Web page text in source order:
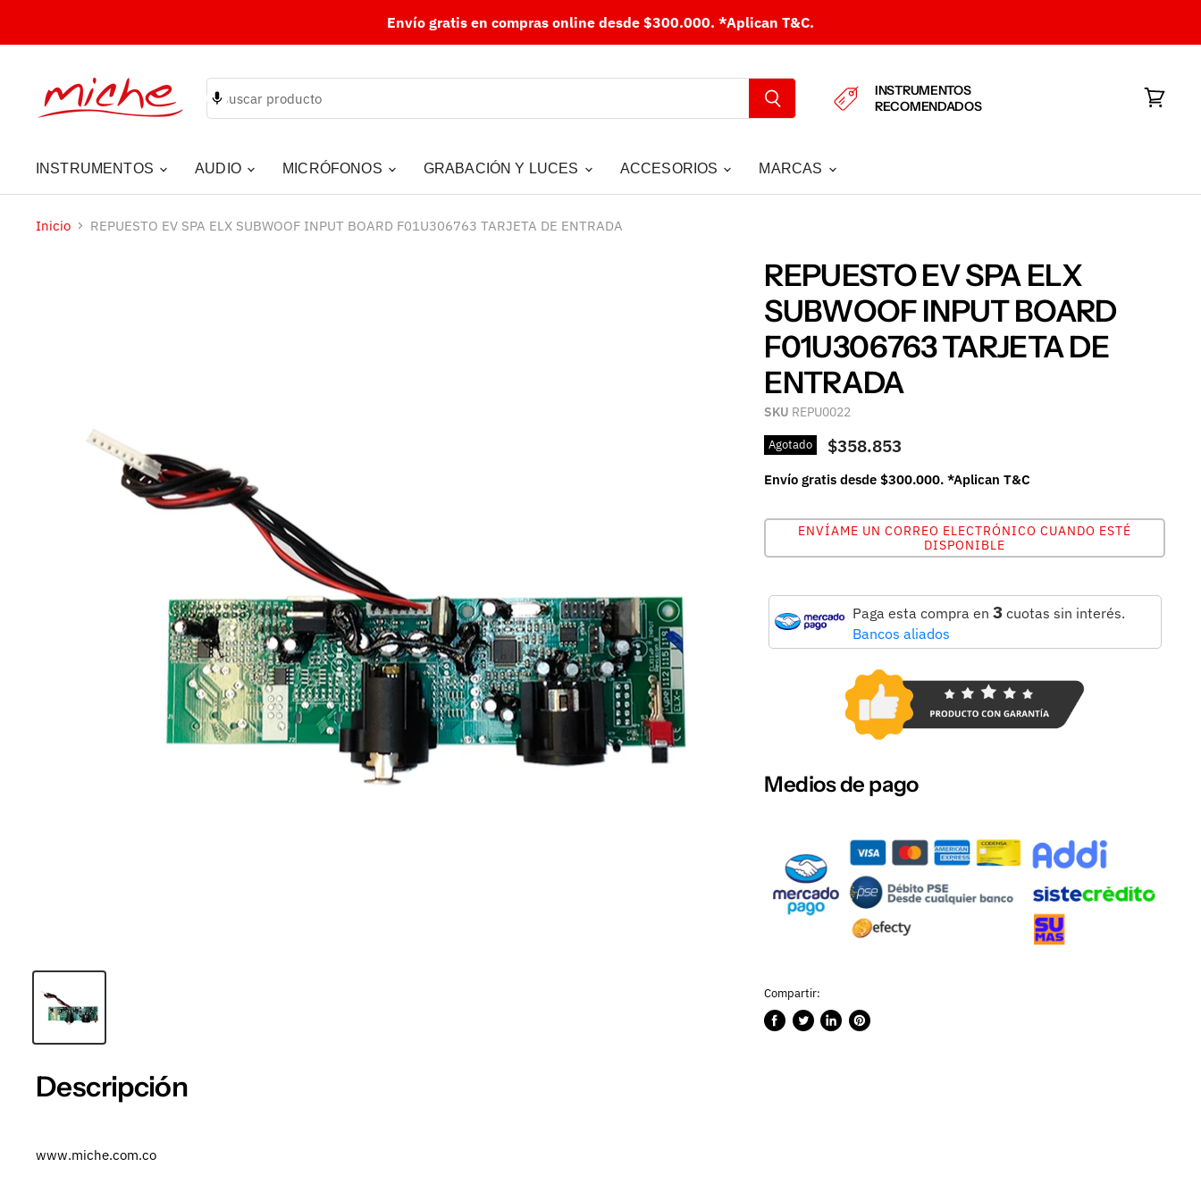
Envío gratis en compras online desde $300.000. *Aplican T&C.
INSTRUMENTOS
RECOMENDADOS
INSTRUMENTOS AUDIO MICRÓFONOS GRABACIÓN Y LUCES ACCESORIOS MARCAS
Inicio REPUESTO EV SPA ELX SUBWOOF INPUT BOARD F01U306763 TARJETA DE ENTRADA
REPUESTO EV SPA ELX
SUBWOOF INPUT BOARD
F01U306763 TARJETA DE
ENTRADA
SKU REPU0022
Agotado $358.853
Envío gratis desde $300.000. *Aplican T&C
ENVÍAME UN CORREO ELECTRÓNICO CUANDO ESTÉ
DISPONIBLE
Paga esta compra en 3cuotas sin interés.
Bancos aliados
Medios de pago
Compartir:
CompartirPublicarCompartirGuardar
Descripción
www.miche.com.co